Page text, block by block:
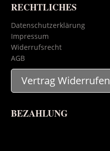
RECHTLICHES
Datenschutzerklärung
Impressum
Widerrufsrecht
AGB
Vertrag Widerrufen
BEZAHLUNG